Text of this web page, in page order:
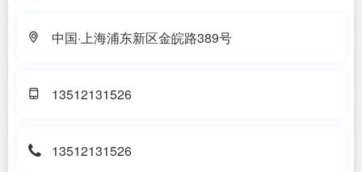
中国·上海浦东新区金皖路389号
13512131526
13512131526